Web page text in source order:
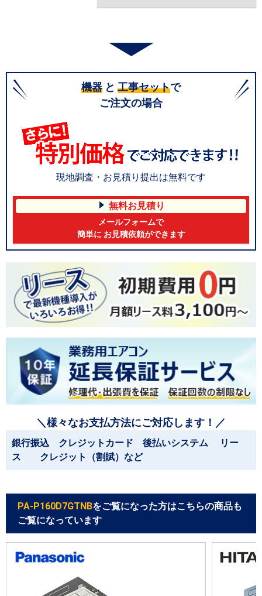
機器 と 工事セットで
ご注文の場合
現地調査・お見積り提出は無料です
無料お見積り
メールフォームで
簡単に お見積依頼ができます
＼様々なお支払方法にご対応します！／
銀行振込 クレジットカード 後払いシステム リー
ス クレジット（割賦）など
PA-P160D7GTNBをご覧になった方はこちらの商品も
ご覧になっています